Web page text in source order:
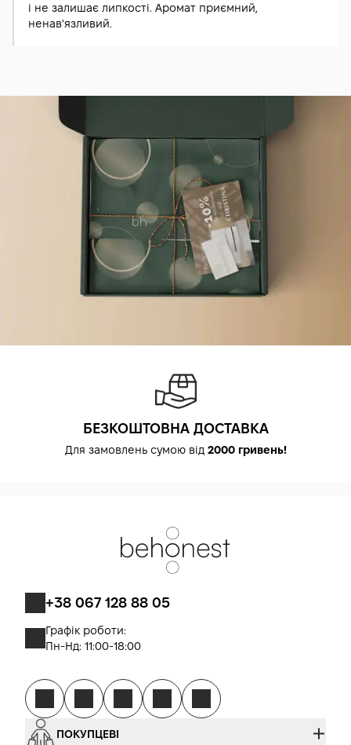
і не залишає липкості. Аромат приємний,
ненав'язливий.
БЕЗКОШТОВНА ДОСТАВКА
Для замовлень сумою від 2000 гривень!
+38 067 128 88 05
Графік роботи:
Пн-Нд: 11:00-18:00
ПОКУПЦЕВІ